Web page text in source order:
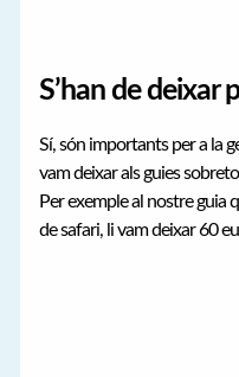
S’han de deixar
Sí, són importants per a la
vam deixar als guies
Per exemple al nostre guia
de safari, li vam deixar 60